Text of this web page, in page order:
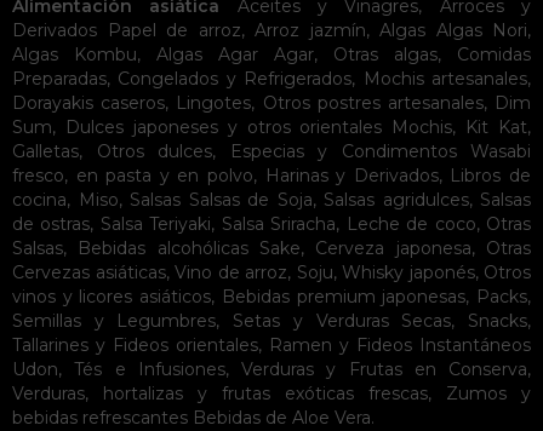
Alimentación asiática Aceites y Vinagres, Arroces y
Derivados
Papel de arroz, Arroz jazmín, Algas Algas Nori,
Algas Kombu, Algas Agar Agar, Otras algas, Comidas
Preparadas, Congelados y Refrigerados, Mochis artesanales,
Dorayakis caseros, Lingotes, Otros postres artesanales, Dim
Sum, Dulces japoneses y otros orientales Mochis, Kit Kat,
Galletas, Otros dulces, Especias y Condimentos
Wasabi
fresco, en pasta y en polvo, Harinas y Derivados, Libros de
cocina, Miso, Salsas Salsas de Soja, Salsas agridulces, Salsas
de ostras, Salsa Teriyaki, Salsa Sriracha, Leche de coco, Otras
Salsas, Bebidas alcohólicas Sake, Cerveza japonesa, Otras
Cervezas asiáticas, Vino de arroz, Soju, Whisky japonés, Otros
vinos y licores asiáticos, Bebidas premium japonesas, Packs,
Semillas y Legumbres, Setas y Verduras Secas, Snacks,
Tallarines y Fideos orientales, Ramen y Fideos Instantáneos
Udon,Tés e Infusiones, Verduras y Frutas en Conserva,
Verduras, hortalizas y frutas exóticas frescas, Zumos y
bebidas refrescantes Bebidas de Aloe Vera.